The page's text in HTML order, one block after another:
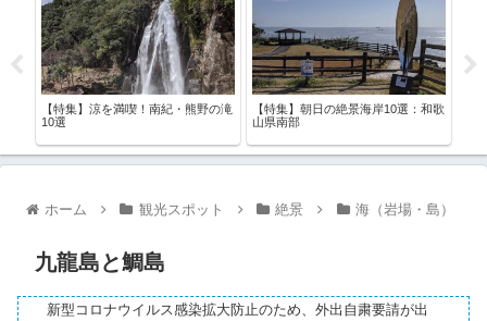
【特集】涼を満喫！南紀・熊野の滝
10選
【特集】朝日の絶景海岸10選：和歌
山県南部
ホーム 観光スポット 絶景 海（岩場・島）
九龍島と鯛島
新型コロナウイルス感染拡大防止のため、外出自粛要請が出